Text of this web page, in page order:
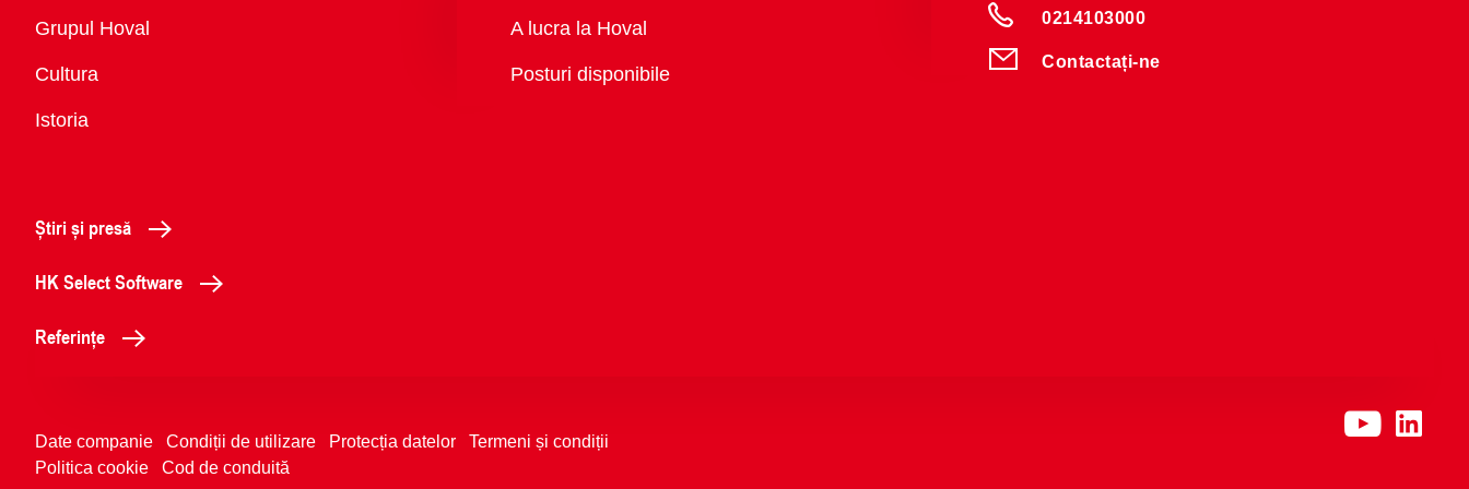
Vedere
Grupul Hoval
Cultura
Istoria
Vedere
A lucra la Hoval
Posturi disponibile
0214103000
Contactați-ne
Știri și presă
HK Select Software
Referințe
Date companie Condiții de utilizare Protecția datelor
Termeni și condiții
Politica cookie
Cod de conduită